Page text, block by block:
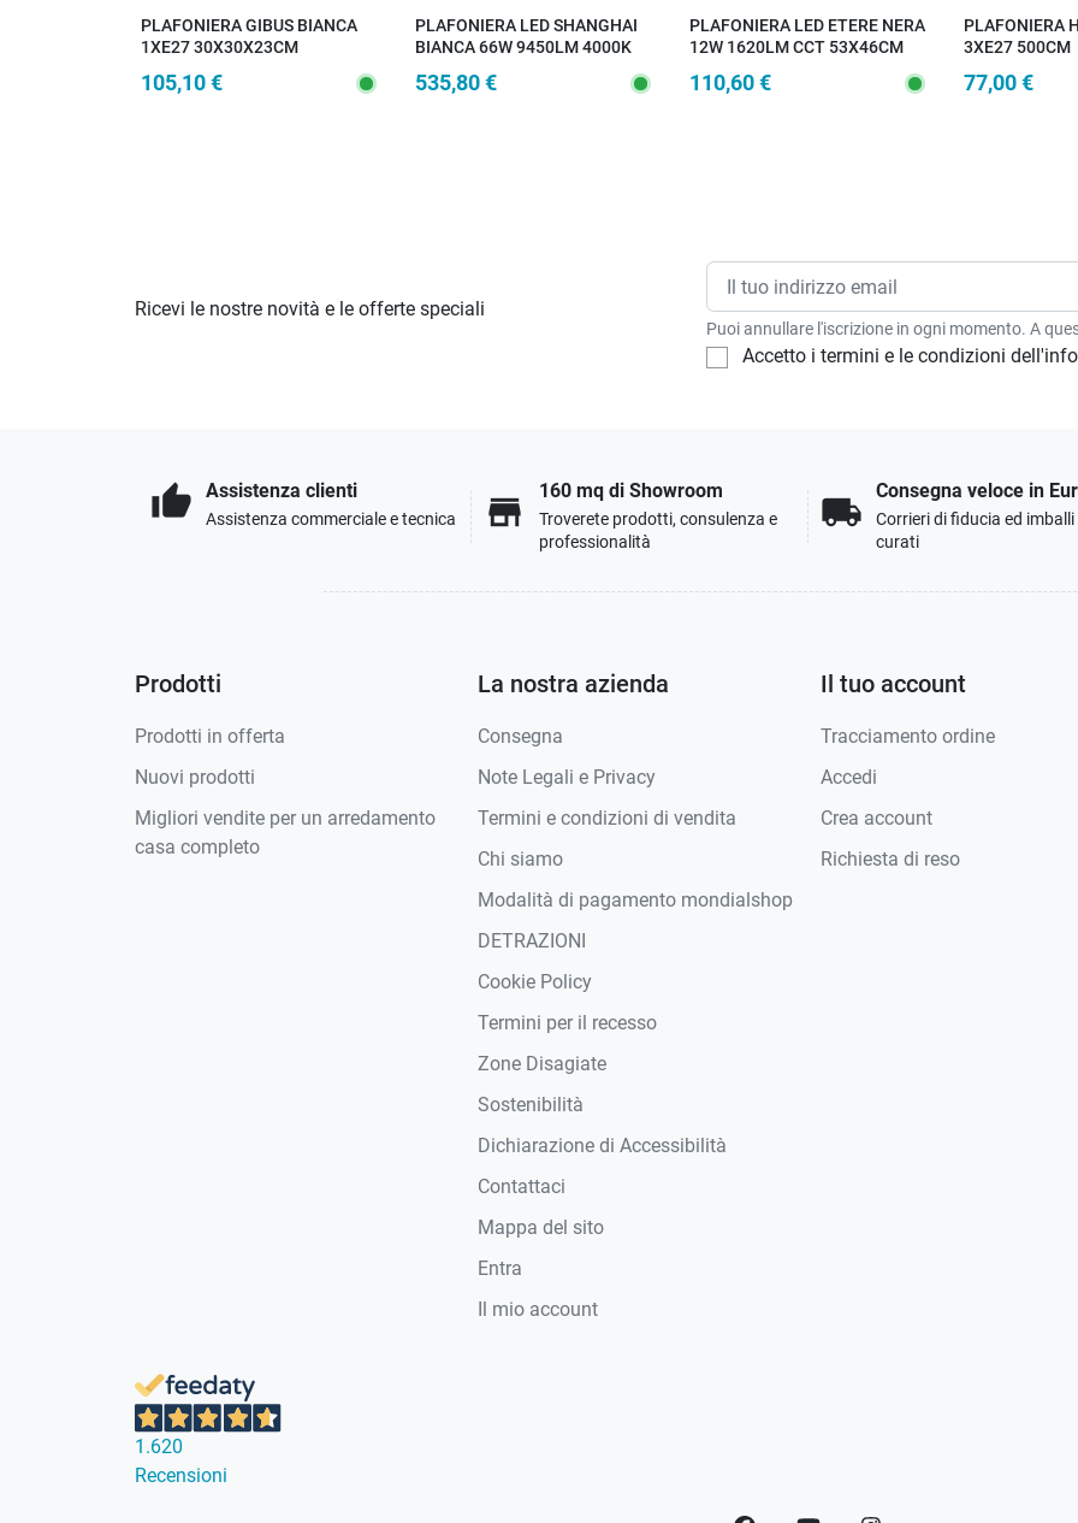
PLAFONIERA GIBUS BIANCA
1XE27 30X30X23CM
105,10 €
PLAFONIERA LED SHANGHAI
BIANCA 66W 9450LM 4000K
535,80 €
PLAFONIERA LED ETERE NERA
12W 1620LM CCT 53X46CM
110,60 €
PLAFONIERA
3XE27 500CM
77,00 €
Ricevi le nostre novità e le offerte speciali
Puoi annullare l'iscrizione in ogni momento. A
Accetto i termini e le condizioni
thumb_up Assistenza clienti
Assistenza commerciale e tecnica store
160 mq di Showroom
Troverete prodotti, consulenza e
professionalità
local_shipping
Consegna veloce in
Corrieri di fiducia ed imballi
curati
Prodotti
Prodotti in offerta
Nuovi prodotti
Migliori vendite per un arredamento
casa completo
La nostra azienda
Consegna
Note Legali e Privacy
Termini e condizioni di vendita
Chi siamo
Modalità di pagamento mondialshop
DETRAZIONI
Cookie Policy
Termini per il recesso
Zone Disagiate
Sostenibilità
Dichiarazione di Accessibilità
Contattaci
Mappa del sito
Entra
Il mio account
Il tuo account
Tracciamento ordine
Accedi
Crea account
Richiesta di reso
1.620
Recensioni